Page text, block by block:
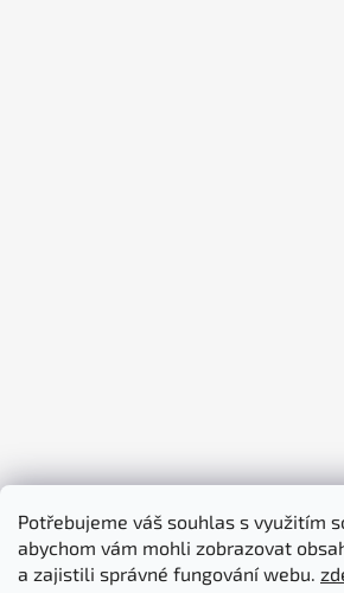
Potřebujeme váš souhlas s využitím
abychom vám mohli zobrazovat
a zajistili správné fungování webu.
piktogramy-cedule.cz